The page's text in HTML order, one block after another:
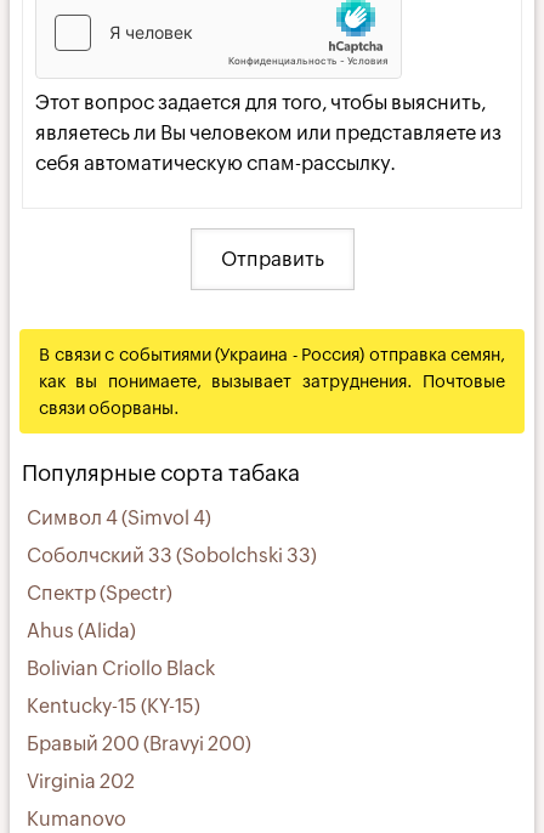
Этот вопрос задается для того, чтобы выяснить,
являетесь ли Вы человеком или представляете из
себя автоматическую спам-рассылку.
В связи с событиями (Украина - Россия) отправка семян,
как вы понимаете, вызывает затруднения. Почтовые
связи оборваны.
Популярные сорта табака
Символ 4 (Simvol 4)
Соболчский 33 (Sobolchski 33)
Спектр (Spectr)
Ahus (Alida)
Bolivian Criollo Black
Kentucky-15 (KY-15)
Бравый 200 (Bravyi 200)
Virginia 202
Kumanovo